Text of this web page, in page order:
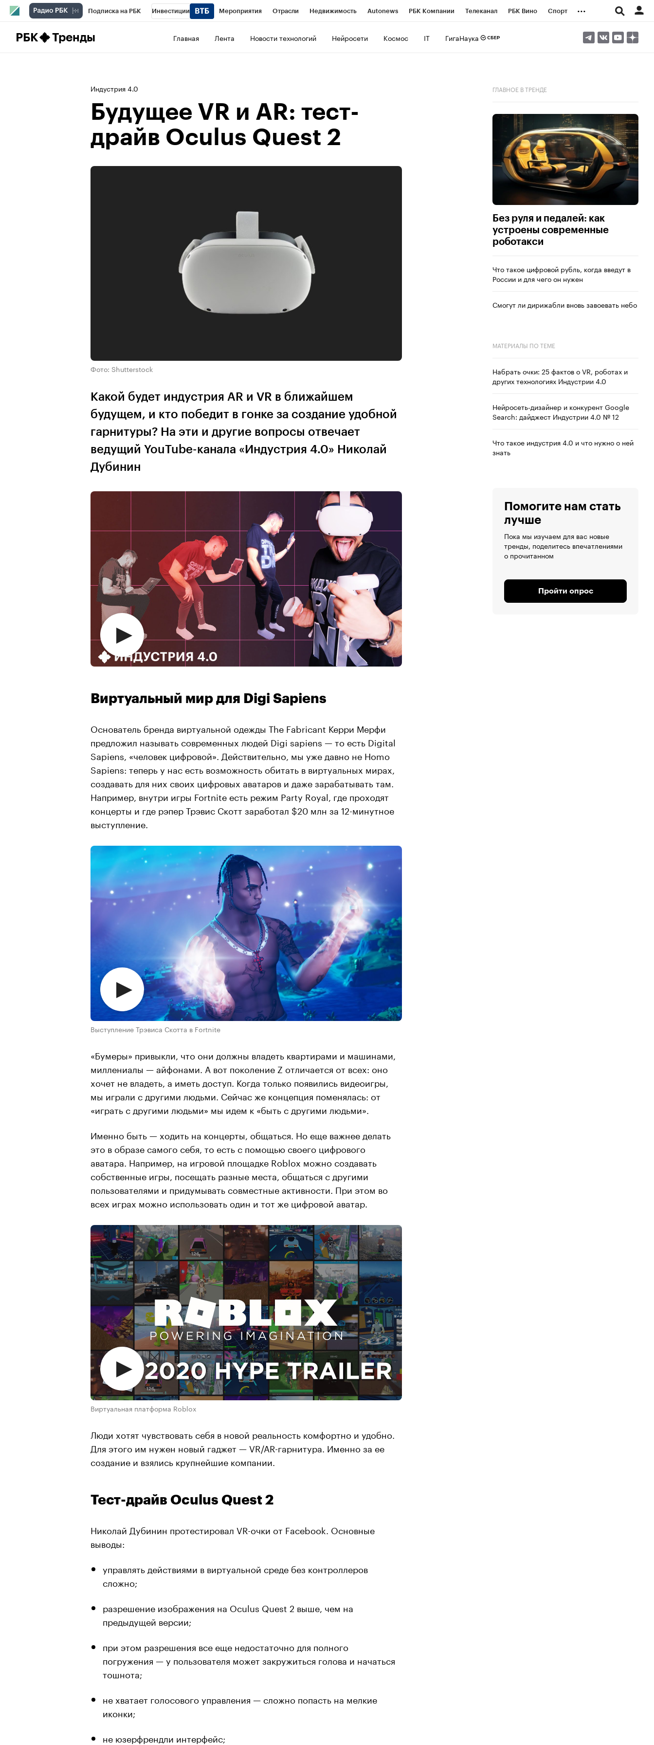
Подписка на РБК Инвестиции Мероприятия Отрасли Недвижимость Autonews РБК Компании Телеканал РБК Вино Спорт ...
РБК Тренды Главная Лента Новости технологий Нейросети Космос IT ГигаНаука
Индустрия 4.0
Будущее VR и AR: тест-
драйв Oculus Quest 2
Фото: Shutterstock
Какой будет индустрия AR и VR в ближайшем
будущем, и кто победит в гонке за создание удобной
гарнитуры? На эти и другие вопросы отвечает
ведущий YouTube-канала «Индустрия 4.0» Николай
Дубинин
Виртуальный мир для Digi Sapiens
Основатель бренда виртуальной одежды The Fabricant Керри Мерфи
предложил называть современных людей Digi sapiens — то есть Digital
Sapiens, «человек цифровой». Действительно, мы уже давно не Homo
Sapiens: теперь у нас есть возможность обитать в виртуальных мирах,
создавать для них своих цифровых аватаров и даже зарабатывать там.
Например, внутри игры Fortnite есть режим Party Royal, где проходят
концерты и где рэпер Трэвис Скотт заработал $20 млн за 12-минутное
выступление.
Выступление Трэвиса Скотта в Fortnite
«Бумеры» привыкли, что они должны владеть квартирами и машинами,
миллениалы — айфонами. А вот поколение Z отличается от всех: оно
хочет не владеть, а иметь доступ. Когда только появились видеоигры,
мы играли с другими людьми. Сейчас же концепция поменялась: от
«играть с другими людьми» мы идем к «быть с другими людьми».
Именно быть — ходить на концерты, общаться. Но еще важнее делать
это в образе самого себя, то есть с помощью своего цифрового
аватара. Например, на игровой площадке Roblox можно создавать
собственные игры, посещать разные места, общаться с другими
пользователями и придумывать совместные активности. При этом во
всех играх можно использовать один и тот же цифровой аватар.
Виртуальная платформа Roblox
Люди хотят чувствовать себя в новой реальность комфортно и удобно.
Для этого им нужен новый гаджет — VR/AR-гарнитура. Именно за ее
создание и взялись крупнейшие компании.
Тест-драйв Oculus Quest 2
Николай Дубинин протестировал VR-очки от Facebook. Основные
выводы:
управлять действиями в виртуальной среде без контроллеров
сложно;
разрешение изображения на Oculus Quest 2 выше, чем на
предыдущей версии;
при этом разрешения все еще недостаточно для полного
погружения — у пользователя может закружиться голова и начаться
тошнота;
не хватает голосового управления — сложно попасть на мелкие
иконки;
не юзерфрендли интерфейс;
ГЛАВНОЕ В ТРЕНДЕ
Без руля и педалей: как
устроены современные
роботакси
Что такое цифровой рубль, когда введут в
России и для чего он нужен
Смогут ли дирижабли вновь завоевать небо
МАТЕРИАЛЫ ПО ТЕМЕ
Набрать очки: 25 фактов о VR, роботах и
других технологиях Индустрии 4.0
Нейросеть-дизайнер и конкурент Google
Search: дайджест Индустрии 4.0 № 12
Что такое индустрия 4.0 и что нужно о ней
знать
Помогите нам стать
лучше
Пока мы изучаем для вас новые
тренды, поделитесь впечатлениями
о прочитанном
Пройти опрос